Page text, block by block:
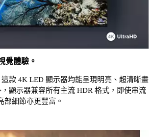
覺體驗。
款 4K LED 顯示器均能呈現明亮、超清晰畫
顯示器兼容所有主流 HDR 格式，即使串流
部細節亦更豐富。